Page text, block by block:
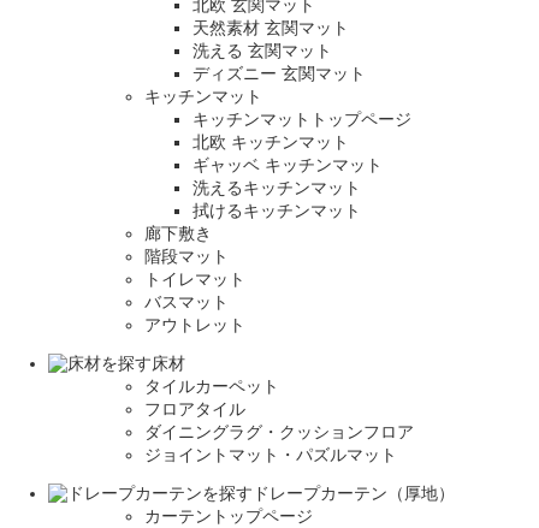
北欧 玄関マット
天然素材 玄関マット
洗える 玄関マット
ディズニー 玄関マット
キッチンマット
キッチンマットトップページ
北欧 キッチンマット
ギャッベ キッチンマット
洗えるキッチンマット
拭けるキッチンマット
廊下敷き
階段マット
トイレマット
バスマット
アウトレット
床材
タイルカーペット
フロアタイル
ダイニングラグ・クッションフロア
ジョイントマット・パズルマット
ドレープカーテン（厚地）
カーテントップページ